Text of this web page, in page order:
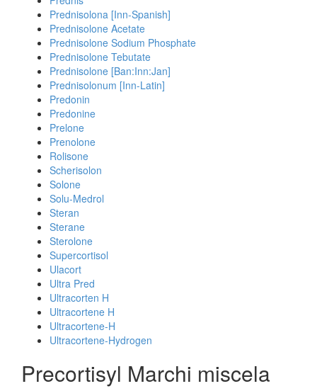
Prednisolona [Inn-Spanish]
Prednisolone Acetate
Prednisolone Sodium Phosphate
Prednisolone Tebutate
Prednisolone [Ban:Inn:Jan]
Prednisolonum [Inn-Latin]
Predonin
Predonine
Prelone
Prenolone
Rolisone
Scherisolon
Solone
Solu-Medrol
Steran
Sterane
Sterolone
Supercortisol
Ulacort
Ultra Pred
Ultracorten H
Ultracortene H
Ultracortene-H
Ultracortene-Hydrogen
Precortisyl Marchi miscela